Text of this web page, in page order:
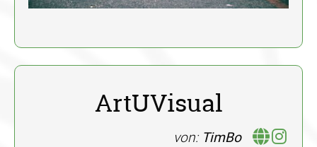
ArtUVisual
von: TimBo